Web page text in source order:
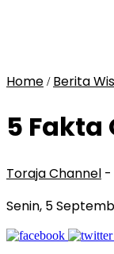
Home / Berita
5
Toraja Channel -
Senin, 5